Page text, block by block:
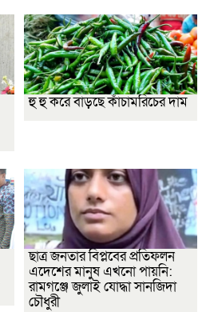
হু হু করে বাড়ছে কাঁচামরিচের দাম
ছাত্র জনতার বিপ্লবের প্রতিফলন
এদেশের মানুষ এখনো পায়নি:
রামগঞ্জে জুলাই যোদ্ধা সানজিদা
চৌধুরী